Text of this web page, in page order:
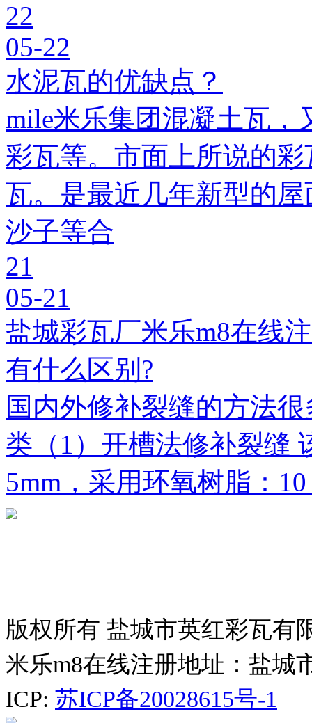
22
05-22
水泥瓦的优缺点？
mile米乐集团混凝土瓦，
彩瓦等。市面上所说的
瓦。是最近几年新型的
沙子等合
21
05-21
盐城彩瓦厂米乐m8在线
有什么区别?
国内外修补裂缝的方法
类（1）开槽法修补裂缝
5mm，采用环氧树脂：
版权所有 盐城市英红彩瓦有
米乐m8在线注册地址：盐城
ICP: 苏ICP备20028615号-1